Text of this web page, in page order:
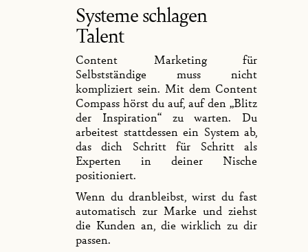
Systeme schlagen
Talent
Content Marketing für
Selbstständige muss nicht
kompliziert sein. Mit dem Content
Compass hörst du auf, auf den „Blitz
der Inspiration“ zu warten. Du
arbeitest stattdessen ein System ab,
das dich Schritt für Schritt als
Experten in deiner Nische
positioniert.
Wenn du dranbleibst, wirst du fast
automatisch zur Marke und ziehst
die Kunden an, die wirklich zu dir
passen.